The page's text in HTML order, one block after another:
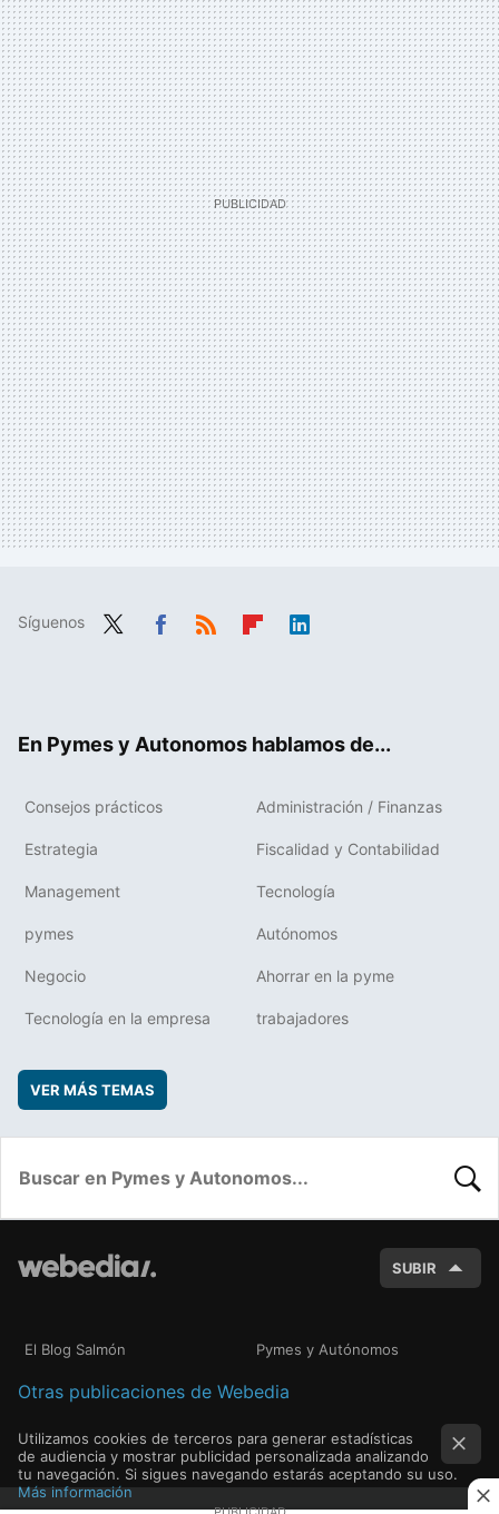
Síguenos
En Pymes y Autonomos hablamos de...
Consejos prácticos Administración / Finanzas
Estrategia Fiscalidad y Contabilidad
Management Tecnología
pymes Autónomos
Negocio Ahorrar en la pyme
Tecnología en la empresa trabajadores
VER MÁS TEMAS
SUBIR
El Blog Salmón Pymes y Autónomos
Otras publicaciones de Webedia
Utilizamos cookies de terceros para generar estadísticas
de audiencia y mostrar publicidad personalizada analizando
tu navegación. Si sigues navegando estarás aceptando su uso.
Más información